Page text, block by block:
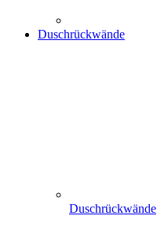
Duschrückwände
Duschrückwände